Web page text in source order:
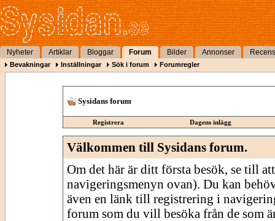
Nyheter Artiklar Bloggar Forum Bilder Annonser
Bevakningar Inställningar Sök i forum Forumregler
Sysidans forum
Registrera Dagens inlägg
Välkommen till Sysidans forum.
Om det här är ditt första besök, se till
navigeringsmenyn ovan). Du kan
även en länk till registrering i
forum som du vill besöka från de som